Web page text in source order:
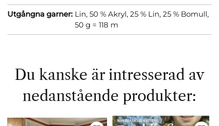
Utgångna garner: Lin, 50 % Akryl, 25 % Lin, 25 % Bomull,
50 g = 118 m
Du kanske är intresserad av
nedanstående produkter: